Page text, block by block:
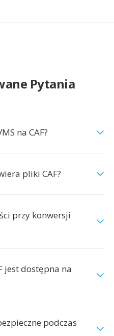
Pytania
na CAF?
pliki CAF?
przy konwersji
jest dostępna na
podczas